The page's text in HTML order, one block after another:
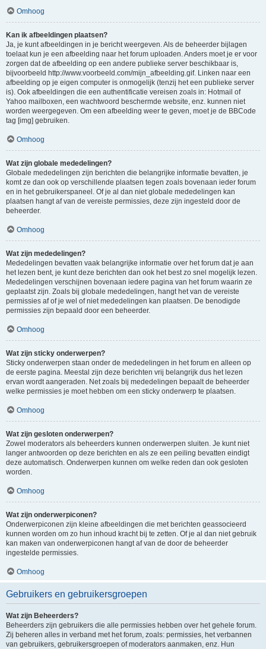
Omhoog
Kan ik afbeeldingen plaatsen?
Ja, je kunt afbeeldingen in je bericht weergeven. Als de beheerder bijlagen
toelaat kun je een afbeelding naar het forum uploaden. Anders moet je er voor
zorgen dat de afbeelding op een andere publieke server beschikbaar is,
bijvoorbeeld http://www.voorbeeld.com/mijn_afbeelding.gif. Linken naar een
afbeelding op je eigen computer is onmogelijk (tenzij het een publieke server
is). Ook afbeeldingen die een authentificatie vereisen zoals in: Hotmail of
Yahoo mailboxen, een wachtwoord beschermde website, enz. kunnen niet
worden weergegeven. Om een afbeelding weer te geven, moet je de BBCode
tag [img] gebruiken.
Omhoog
Wat zijn globale mededelingen?
Globale mededelingen zijn berichten die belangrijke informatie bevatten, je
komt ze dan ook op verschillende plaatsen tegen zoals bovenaan ieder forum
en in het gebruikerspaneel. Of je al dan niet globale mededelingen kan
plaatsen hangt af van de vereiste permissies, deze zijn ingesteld door de
beheerder.
Omhoog
Wat zijn mededelingen?
Mededelingen bevatten vaak belangrijke informatie over het forum dat je aan
het lezen bent, je kunt deze berichten dan ook het best zo snel mogelijk lezen.
Mededelingen verschijnen bovenaan iedere pagina van het forum waarin ze
geplaatst zijn. Zoals bij globale mededelingen, hangt het van de vereiste
permissies af of je wel of niet mededelingen kan plaatsen. De benodigde
permissies zijn bepaald door een beheerder.
Omhoog
Wat zijn sticky onderwerpen?
Sticky onderwerpen staan onder de mededelingen in het forum en alleen op
de eerste pagina. Meestal zijn deze berichten vrij belangrijk dus het lezen
ervan wordt aangeraden. Net zoals bij mededelingen bepaalt de beheerder
welke permissies je moet hebben om een sticky onderwerp te plaatsen.
Omhoog
Wat zijn gesloten onderwerpen?
Zowel moderators als beheerders kunnen onderwerpen sluiten. Je kunt niet
langer antwoorden op deze berichten en als ze een peiling bevatten eindigt
deze automatisch. Onderwerpen kunnen om welke reden dan ook gesloten
worden.
Omhoog
Wat zijn onderwerpiconen?
Onderwerpiconen zijn kleine afbeeldingen die met berichten geassocieerd
kunnen worden om zo hun inhoud kracht bij te zetten. Of je al dan niet gebruik
kan maken van onderwerpiconen hangt af van de door de beheerder
ingestelde permissies.
Omhoog
Gebruikers en gebruikersgroepen
Wat zijn Beheerders?
Beheerders zijn gebruikers die alle permissies hebben over het gehele forum.
Zij beheren alles in verband met het forum, zoals: permissies, het verbannen
van gebruikers, gebruikersgroepen of moderators aanmaken, enz. Hun